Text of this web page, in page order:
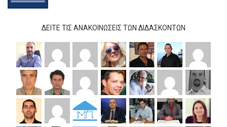
ΔΕΊΤΕ ΤΙΣ ΑΝΑΚΟΙΝΏΣΕΙΣ ΤΩΝ ΔΙΔΆΣΚΟΝΤΩΝ